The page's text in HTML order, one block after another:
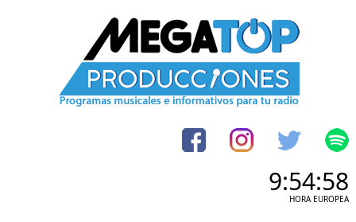
9:54:59
HORA EUROPEA